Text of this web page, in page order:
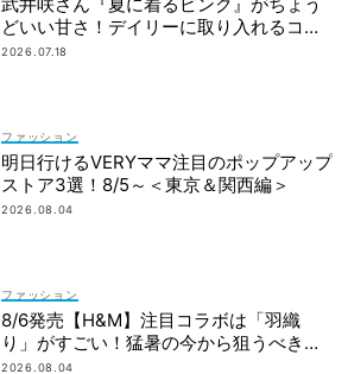
どいい甘さ！デイリーに取り入れるコツ
3選
2026.07.18
ファッション
明日行けるVERYママ注目のポップアップ
ストア3選！8/5～＜東京＆関西編＞
2026.08.04
ファッション
8/6発売【H&M】注目コラボは「羽織
り」がすごい！猛暑の今から狙うべき完
売必至アイテム
2026.08.04